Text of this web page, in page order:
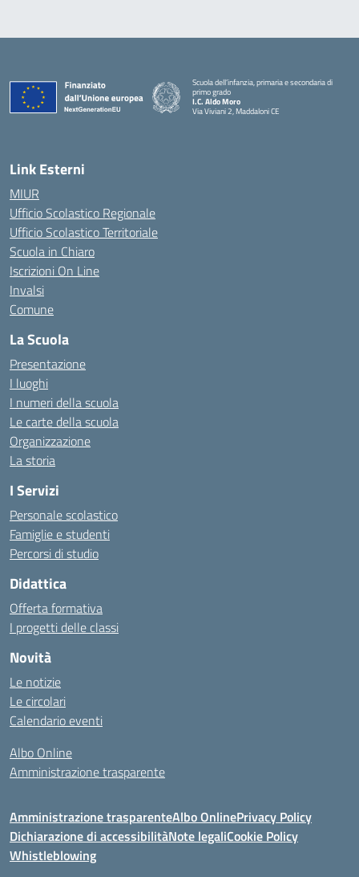
Scuola dell’infanzia, primaria e secondaria di
primo grado
I.C. Aldo Moro
Via Viviani 2, Maddaloni CE
Link Esterni
MIUR
Ufficio Scolastico Regionale
Ufficio Scolastico Territoriale
Scuola in Chiaro
Iscrizioni On Line
Invalsi
Comune
La Scuola
Presentazione
I luoghi
I numeri della scuola
Le carte della scuola
Organizzazione
La storia
I Servizi
Personale scolastico
Famiglie e studenti
Percorsi di studio
Didattica
Offerta formativa
I progetti delle classi
Novità
Le notizie
Le circolari
Calendario eventi
Albo Online
Amministrazione trasparente
Amministrazione trasparenteAlbo OnlinePrivacy Policy
Dichiarazione di accessibilitàNote legaliCookie Policy
Whistleblowing